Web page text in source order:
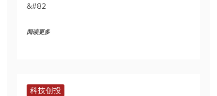
&#82
阅读更多
科技创投